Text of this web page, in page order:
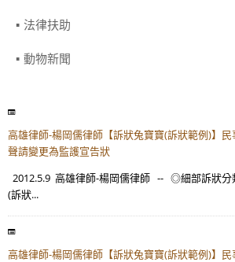
法律扶助
動物新聞
高雄律師-楊岡儒律師【訴狀兔寶寶(訴狀範例)】
聲請變更為監護宣告狀
2012.5.9 高雄律師-楊岡儒律師 -- ◎細部訴狀分
(訴狀...
高雄律師-楊岡儒律師【訴狀兔寶寶(訴狀範例)】